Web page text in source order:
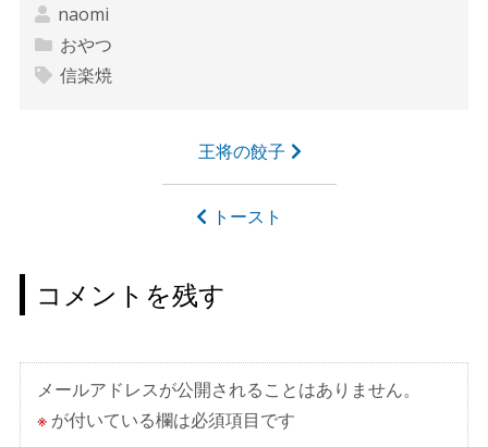
naomi
おやつ
信楽焼
ゲ
ー
シ
ョ
ン
王将の餃子
トースト
コメントを残す
メールアドレスが公開されることはありません。
※が付いている欄は必須項目です